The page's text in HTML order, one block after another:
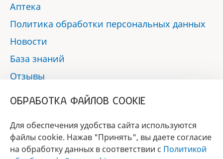
Аптека
Политика обработки персональных данных
Новости
База знаний
Отзывы
БРЕНД
ОБРАБОТКА ФАЙЛОВ COOKIE
Для обеспечения удобства сайта используются
файлы cookie. Нажав "Принять", вы даете согласие
на обработку данных в соответствии с Политикой